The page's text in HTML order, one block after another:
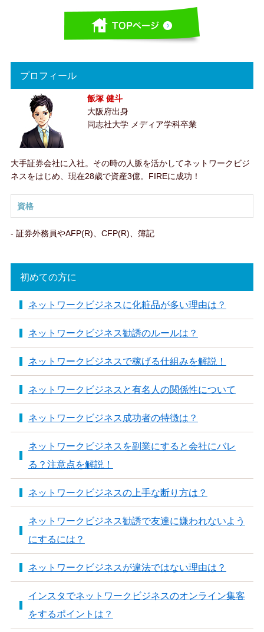
プロフィール
飯塚 健斗
大阪府出身
同志社大学 メディア学科卒業
大手証券会社に入社。その時の人脈を活かしてネットワークビジ
ネスをはじめ、現在28歳で資産3億。FIREに成功！
資格
- 証券外務員やAFP(R)、CFP(R)、簿記
初めての方に
ネットワークビジネスに化粧品が多い理由は？
ネットワークビジネス勧誘のルールは？
ネットワークビジネスで稼げる仕組みを解説！
ネットワークビジネスと有名人の関係性について
ネットワークビジネス成功者の特徴は？
ネットワークビジネスを副業にすると会社にバレ
る？注意点を解説！
ネットワークビジネスの上手な断り方は？
ネットワークビジネス勧誘で友達に嫌われないよう
にするには？
ネットワークビジネスが違法ではない理由は？
インスタでネットワークビジネスのオンライン集客
をするポイントは？